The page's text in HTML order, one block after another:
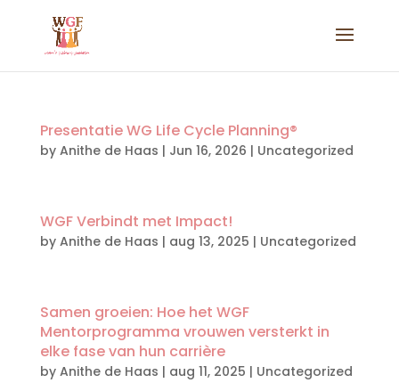
Presentatie WG Life Cycle Planning®
by Anithe de Haas | Jun 16, 2026 | Uncategorized
WGF Verbindt met Impact!
by Anithe de Haas | aug 13, 2025 | Uncategorized
Samen groeien: Hoe het WGF
Mentorprogramma vrouwen versterkt in
elke fase van hun carrière
by Anithe de Haas | aug 11, 2025 | Uncategorized